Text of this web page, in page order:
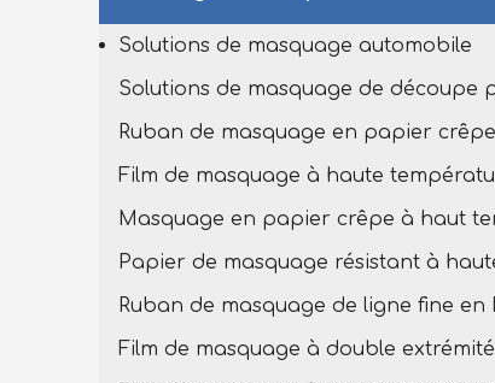
Solutions de masquage automobile
Film de masquage à double extrémité